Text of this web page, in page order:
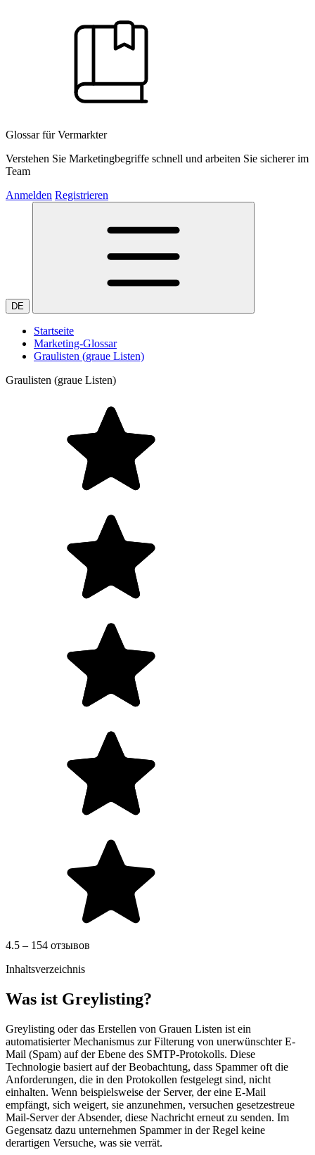
Glossar für Vermarkter
Verstehen Sie Marketingbegriffe schnell und arbeiten Sie sicherer im
Team
Anmelden Registrieren
DE
Startseite
Marketing-Glossar
Graulisten (graue Listen)
Graulisten (graue Listen)
4.5 – 154 отзывов
Inhaltsverzeichnis
Was ist Greylisting?
Greylisting oder das Erstellen von Grauen Listen ist ein
automatisierter Mechanismus zur Filterung von unerwünschter E-
Mail (Spam) auf der Ebene des SMTP-Protokolls. Diese
Technologie basiert auf der Beobachtung, dass Spammer oft die
Anforderungen, die in den Protokollen festgelegt sind, nicht
einhalten. Wenn beispielsweise der Server, der eine E-Mail
empfängt, sich weigert, sie anzunehmen, versuchen gesetzestreue
Mail-Server der Absender, diese Nachricht erneut zu senden. Im
Gegensatz dazu unternehmen Spammer in der Regel keine
derartigen Versuche, was sie verrät.